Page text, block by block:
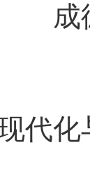
成
代